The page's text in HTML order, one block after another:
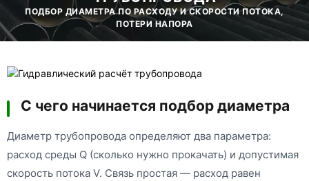
ПОДБОР ДИАМЕТРА ПО РАСХОДУ И СКОРОСТИ ПОТОКА,
ПОТЕРИ НАПОРА
С чего начинается подбор диаметра
Диаметр трубопровода определяют два параметра:
расход среды Q (сколько нужно прокачать) и допустимая
скорость потока V. Связь простая — расход равен